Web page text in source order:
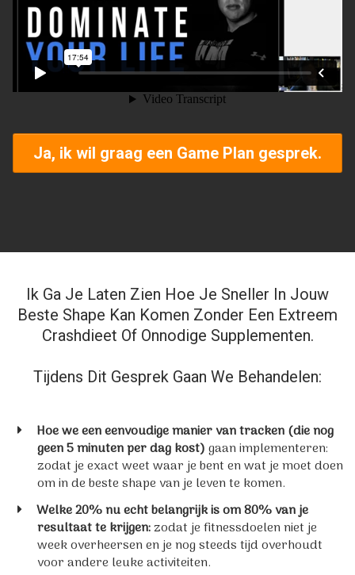
Ja, ik wil graag een Game Plan gesprek.
Ik Ga Je Laten Zien Hoe Je Sneller In Jouw
Beste Shape Kan Komen Zonder Een Extreem
Crashdieet Of Onnodige Supplementen.
Tijdens Dit Gesprek Gaan We Behandelen:
Hoe we een eenvoudige manier van tracken (die nog
geen 5 minuten per dag kost)gaan implementeren:
zodat je exact weet waar je bent en wat je moet doen
om in de beste shape van je leven te komen.
Welke 20% nu echt belangrijk is om 80% van je
resultaat te krijgen:zodat je fitnessdoelen niet je
week overheersen en je nog steeds tijd overhoudt
voor andere leuke activiteiten.